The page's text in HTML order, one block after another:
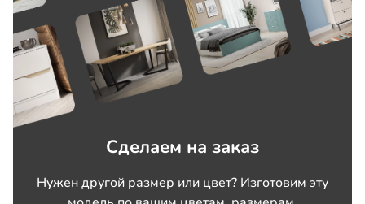
Сделаем на заказ
Нужен другой размер или цвет? Изготовим эту